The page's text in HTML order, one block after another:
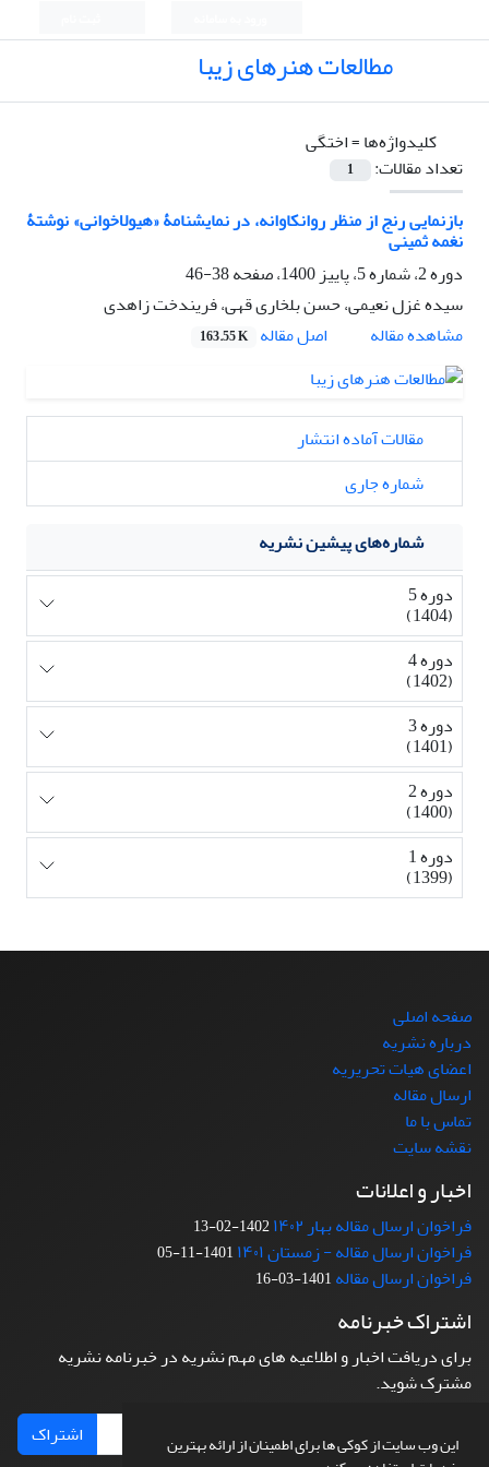
این وب سایت از کوکی ها برای اطمینان از ارائه بهترین
مطالعات هنرهای زیبا
کلیدواژه‌ها =اختگی
تعداد مقالات:
1
بازنمایی رنج از منظر روانکاوانه، در نمایشنامۀ «هیولاخوانی» نوشتۀ
نغمه ثمینی
دوره 2، شماره 5، پاییز 1400، صفحه
38-46
سیده غزل نعیمی، حسن بلخاری قهی، فریندخت زاهدی
مشاهده مقاله
اصل مقاله 163.55 K
مقالات آماده انتشار
شماره جاری
شماره‌های پیشین نشریه
دوره 5
(1404)
دوره 4
(1402)
دوره 3
(1401)
دوره 2
(1400)
دوره 1
(1399)
صفحه اصلی
درباره نشریه
اعضای هیات تحریریه
ارسال مقاله
تماس با ما
نقشه سایت
اخبار و اعلانات
فراخوان ارسال مقاله بهار ۱۴۰۲ 1402-02-13
فراخوان ارسال مقاله - زمستان ۱۴۰۱ 1401-11-05
فراخوان ارسال مقاله1401-03-16
اشتراک خبرنامه
برای دریافت اخبار و اطلاعیه های مهم نشریه در خبرنامه نشریه
مشترک شوید.
اشتراک